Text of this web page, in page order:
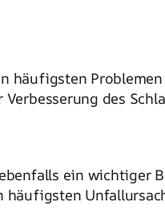
häufigsten
des
ein